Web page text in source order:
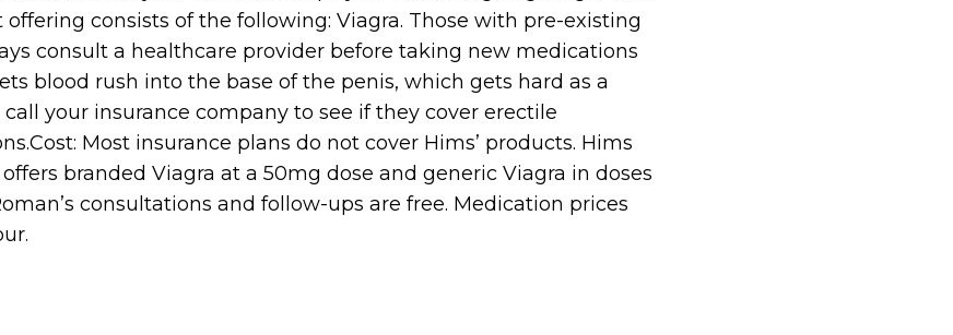
consists of the following: Viagra. Those with pre-existing
consult a healthcare provider before taking new medications
blood rush into the base of the penis, which gets hard as a
call your insurance company to see if they cover erectile
Most insurance plans do not cover Hims’ products. Hims
branded Viagra at a 50mg dose and generic Viagra in doses
consultations and follow-ups are free. Medication prices